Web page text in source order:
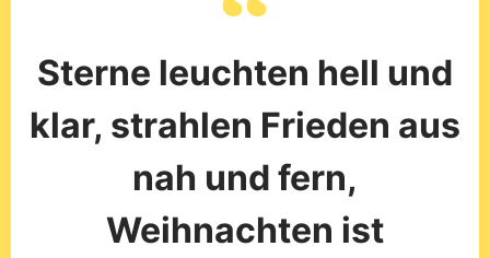
Sterne leuchten hell und
klar, strahlen Frieden aus
nah und fern,
Weihnachten ist